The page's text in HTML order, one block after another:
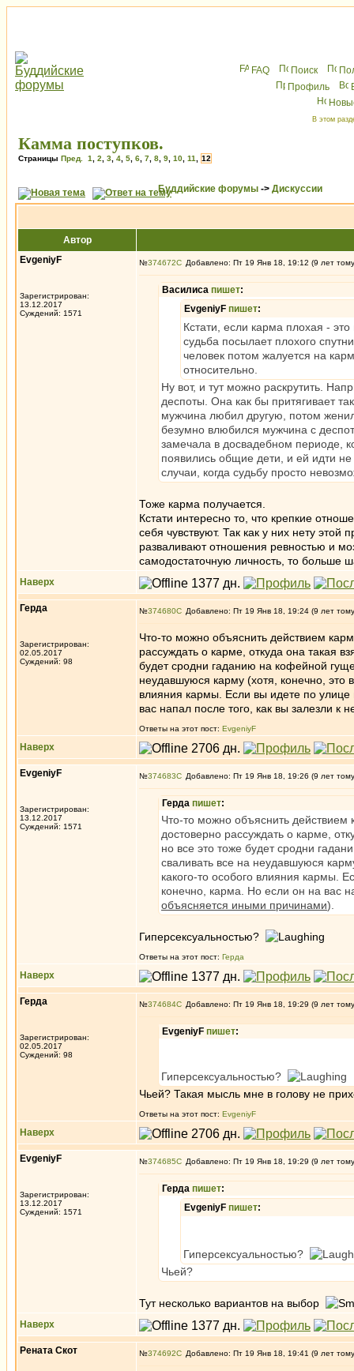
FAQ Поиск
Профиль
В этом
Камма поступков.
Страницы Пред. 1 2 3 4 5 6 7 8 9 10 11 12
Буддийские форумы -> Дискуссии
Автор
EvgeniyF
Зарегистрирован:
13.12.2017
Суждений: 1571
№374672 Добавлено: Пт 19 Янв 18, 19:12 (9 лет
Василиса пишет:
EvgeniyF пишет:
Кстати, если карма плохая -
судьба посылает плохого
человек потом жалуется на
относительно.
Ну вот, и тут можно раскрутить.
деспоты. Она как бы притягивает
мужчина любил другую, потом
безумно влюбился мужчина с
замечала в досвадебном периоде,
появились общие дети, и ей идти не
случаи, когда судьбу просто
Тоже карма получается.
Кстати интересно то, что крепкие
себя чувствуют. Так как у них нету этой
разваливают отношения ревностью и
самодостаточную личность, то больше
Наверх
Герда
Зарегистрирован:
02.05.2017
Суждений: 98
№374680 Добавлено: Пт 19 Янв 18, 19:24 (9 лет
Что-то можно объяснить действием
рассуждать о карме, откуда она такая
будет сродни гаданию на кофейной
неудавшуюся карму (хотя, конечно, это
влияния кармы. Если вы идете по
вас напал после того, как вы залезли к
Ответы на этот пост: EvgeniyF
Наверх
EvgeniyF
Зарегистрирован:
13.12.2017
Суждений: 1571
№374683 Добавлено: Пт 19 Янв 18, 19:26 (9 лет
Герда пишет:
Что-то можно объяснить
достоверно рассуждать о карме,
но все это тоже будет сродни
сваливать все на неудавшуюся
какого-то особого влияния кармы.
конечно, карма. Но если он на вас
объясняется иными причинами).
Гиперсексуальностью?
Ответы на этот пост: Герда
Наверх
Герда
Зарегистрирован:
02.05.2017
Суждений: 98
№374684 Добавлено: Пт 19 Янв 18, 19:29 (9 лет
EvgeniyF пишет:
Гиперсексуальностью?
Чьей? Такая мысль мне в голову не
Ответы на этот пост: EvgeniyF
Наверх
EvgeniyF
Зарегистрирован:
13.12.2017
Суждений: 1571
№374685 Добавлено: Пт 19 Янв 18, 19:29 (9 лет
Герда пишет:
EvgeniyF пишет:
Гиперсексуальностью?
Чьей?
Тут несколько вариантов на выбор
Наверх
Рената Скот №374692 Добавлено: Пт 19 Янв 18, 19:41 (9 лет